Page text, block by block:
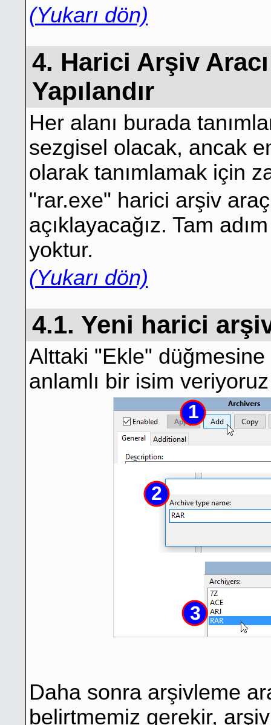
(Yukarı dön)
4. Harici Arşiv
Yapılandır
Her alanı burada
sezgisel olacak, ancak
olarak tanımlamak için
"rar.exe" harici arşiv
açıklayacağız. Tam
yoktur.
(Yukarı dön)
4.1. Yeni harici
Alttaki "Ekle" düğmesine
anlamlı bir isim
Daha sonra arşivleme
belirtmemiz gerekir,